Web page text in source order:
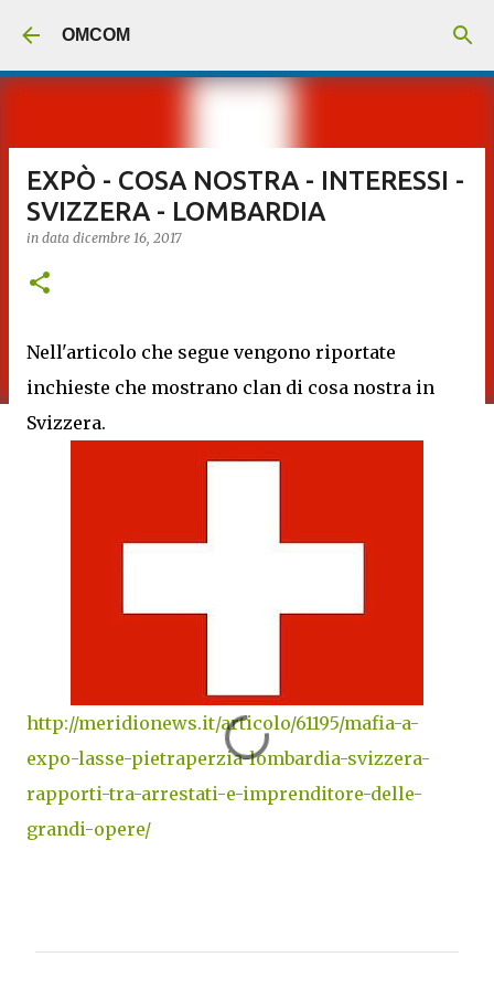
OMCOM
EXPÒ - COSA NOSTRA - INTERESSI -
SVIZZERA - LOMBARDIA
in data dicembre 16, 2017
Nell'articolo che segue vengono riportate
inchieste che mostrano clan di cosa nostra in
Svizzera.
http://meridionews.it/articolo/61195/mafia-a-
expo-lasse-pietraperzia-lombardia-svizzera-
rapporti-tra-arrestati-e-imprenditore-delle-
grandi-opere/